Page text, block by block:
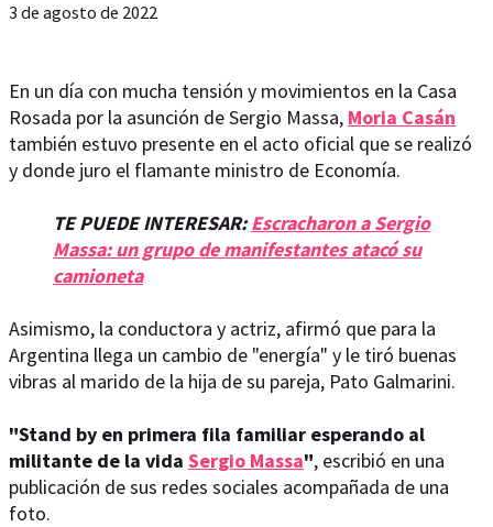
3 de agosto de 2022
En un día con mucha tensión y movimientos en la Casa
Rosada por la asunción de Sergio Massa, Moria Casán
también estuvo presente en el acto oficial que se realizó
y donde juro el flamante ministro de Economía.
TE PUEDE INTERESAR:Escracharon a Sergio
Massa: un grupo de manifestantes atacó su
camioneta
Asimismo, la conductora y actriz, afirmó que para la
Argentina llega un cambio de "energía" y le tiró buenas
vibras al marido de la hija de su pareja, Pato Galmarini.
"Stand by en primera fila familiar esperando al
militante de la vida Sergio Massa", escribió en una
publicación de sus redes sociales acompañada de una
foto.